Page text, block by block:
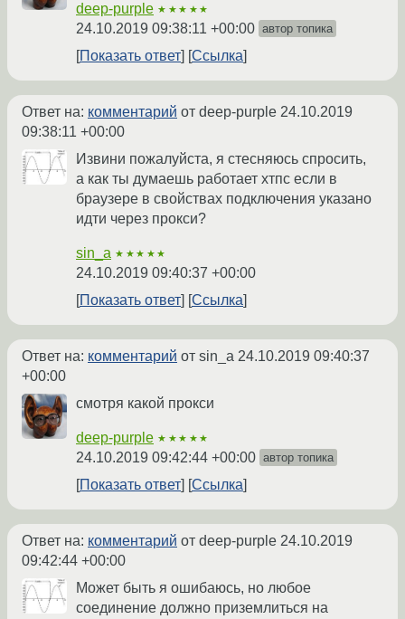
deep-purple ★★★★★
24.10.2019 09:38:11 +00:00 автор топика
Показать ответ Ссылка
Ответ на: комментарий от deep-purple 24.10.2019
09:38:11 +00:00
Извини пожалуйста, я стесняюсь спросить,
а как ты думаешь работает хтпс если в
браузере в свойствах подключения указано
идти через прокси?
sin_a ★★★★★
24.10.2019 09:40:37 +00:00
Показать ответ
Ссылка
Ответ на: комментарий от sin_a 24.10.2019 09:40:37
+00:00
смотря какой прокси
deep-purple ★★★★★
24.10.2019 09:42:44 +00:00 автор топика
Показать ответ Ссылка
Ответ на: комментарий от deep-purple 24.10.2019
09:42:44 +00:00
Может быть я ошибаюсь, но любое
соединение должно приземлиться на